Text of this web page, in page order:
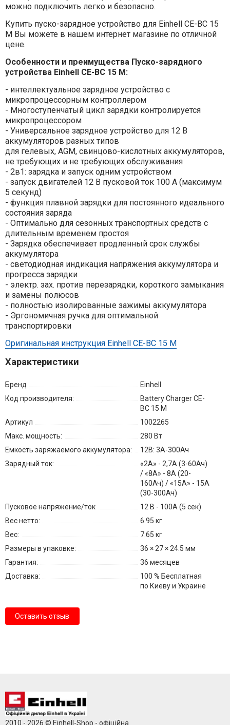
можно подключить легко и безопасно.
Купить пуско-зарядное устройство для Einhell CE-BC 15
M Вы можете в нашем интернет магазине по отличной
цене.
Особенности и преимущества Пуско-зарядного
устройства Einhell CE-BC 15 M:
- интеллектуальное зарядное устройство с
микропроцессорным контроллером
- Многоступенчатый цикл зарядки контролируется
микропроцессором
- Универсальное зарядное устройство для 12 В
аккумуляторов разных типов
для гелевых, AGM, свинцово-кислотных аккумуляторов,
не требующих и не требующих обслуживания
- 2в1: зарядка и запуск одним устройством
- запуск двигателей 12 В пусковой ток 100 А (максимум
5 секунд)
- функция плавной зарядки для постоянного идеального
состояния заряда
- Оптимально для сезонных транспортных средств с
длительным временем простоя
- Зарядка обеспечивает продленный срок службы
аккумулятора
- светодиодная индикация напряжения аккумулятора и
прогресса зарядки
- электр. зах. против перезарядки, короткого замыкания
и замены полюсов
- полностью изолированные зажимы аккумулятора
- Эргономичная ручка для оптимальной
транспортировки
Оригинальная инструкция Einhell CE-BC 15 M
Характеристики
Бренд
Einhell
Код производителя:
Battery Charger CE-
BC 15 M
Артикул
1002265
Макс. мощность:
280 Вт
Емкость заряжаемого аккумулятора:
12В: 3А-300Ач
Зарядный ток:
«2А» - 2,7А (3-60Ач)
/ «8А» - 8А (20-
160Ач) / «15А» - 15А
(30-300Ач)
Пусковое напряжение/ток
12 В - 100A (5 сек)
Вес нетто:
6.95 кг
Вес:
7.65 кг
Размеры в упаковке:
36 × 27 × 24.5 мм
Гарантия:
36 месяцев
Доставка:
100 % Бесплатная
по Киеву и Украине
Оставить отзыв
2010 - 2026 © Einhell-Shop - офіційна